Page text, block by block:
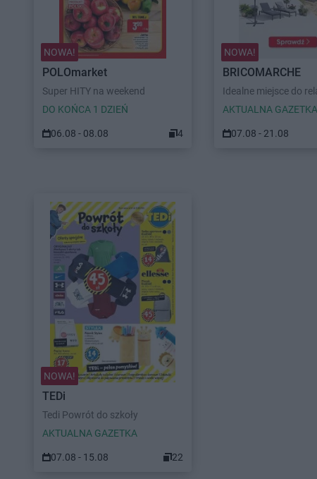
NOWA!
POLOmarket
Super HITY na weekend
DO KOŃCA 1 DZIEŃ
06.08 - 08.08 4
NOWA!
BRICOMARCHE
Idealne miejsce do
AKTUALNA GAZETKA
07.08 - 21.08
NOWA!
TEDi
Tedi Powrót do szkoły
AKTUALNA GAZETKA
07.08 - 15.08 22